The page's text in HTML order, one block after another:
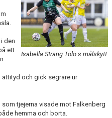
Isabella Sträng Tölö:s målskytt
den
ett
attityd och gick segrare ur
tjejerna visade mot Falkenberg
hemma och borta.